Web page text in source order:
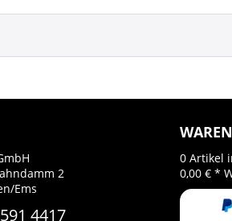
2
Ems
4417
0 Artikel
0,00 € *